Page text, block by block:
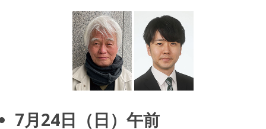
7月24日（日）午前